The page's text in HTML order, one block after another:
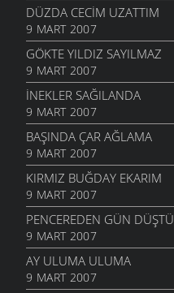
DÜZDA CECIM UZATTIM
9 MART 2007
GÖKTE YILDIZ SAYILMAZ
9 MART 2007
İNEKLER SAĞILANDA
9 MART 2007
BAŞINDA ÇAR AĞLAMA
9 MART 2007
KIRMIZ BUĞDAY EKARIM
9 MART 2007
PENCEREDEN GÜN DÜŞTÜ
9 MART 2007
AY ULUMA ULUMA
9 MART 2007